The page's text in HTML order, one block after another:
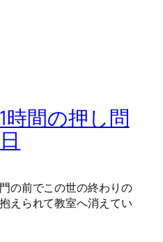
時間の押し問
の前でこの世の終わりの
えられて教室へ消えてい